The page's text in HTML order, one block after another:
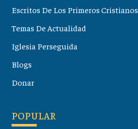
Escritos De Los Primeros Cristianos
Temas De Actualidad
Iglesia Perseguida
Blogs
Donar
POPULAR